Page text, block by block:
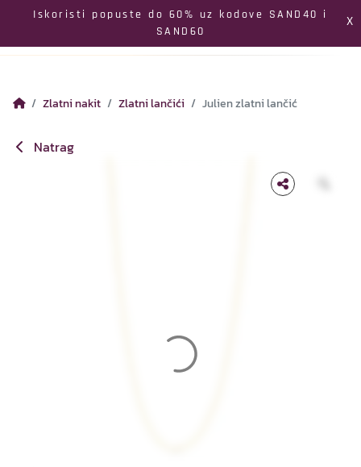
Iskoristi popuste do 60% uz kodove SAND40 i
SAND60
X
Izbornik
Profil Pretraga
Zlatni nakit Zlatni lančići Julien zlatni lančić
Natrag